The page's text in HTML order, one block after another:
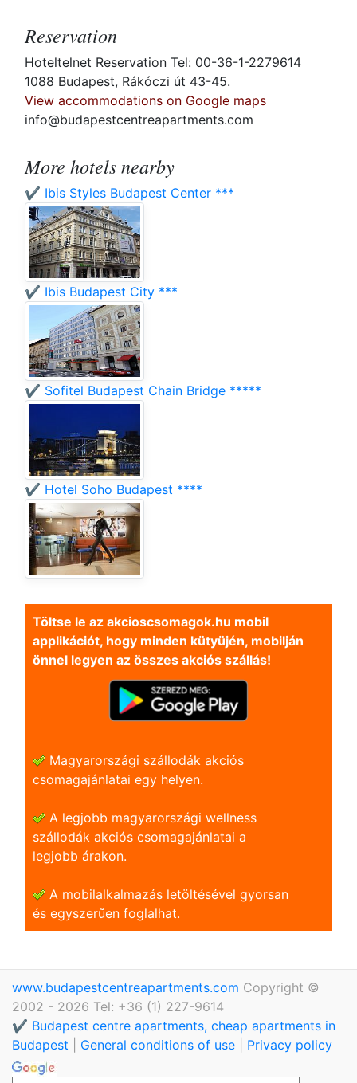
Reservation
Hoteltelnet Reservation Tel: 00-36-1-2279614
1088 Budapest, Rákóczi út 43-45.
View accommodations on Google maps
info@budapestcentreapartments.com
More hotels nearby
✔️ Ibis Styles Budapest Center ***
✔️ Ibis Budapest City ***
✔️ Sofitel Budapest Chain Bridge *****
✔️ Hotel Soho Budapest ****
Töltse le az akcioscsomagok.hu mobil
applikációt, hogy minden kütyüjén, mobilján
önnel legyen az összes akciós szállás!
Magyarországi szállodák akciós
csomagajánlatai egy helyen.
A legjobb magyarországi wellness
szállodák akciós csomagajánlatai a
legjobb árakon.
A mobilalkalmazás letöltésével gyorsan
és egyszerũen foglalhat.
www.budapestcentreapartments.com Copyright ©
2002 - 2026 Tel: +36 (1) 227-9614
✔️ Budapest centre apartments, cheap apartments in
Budapest
General conditions of use Privacy policy